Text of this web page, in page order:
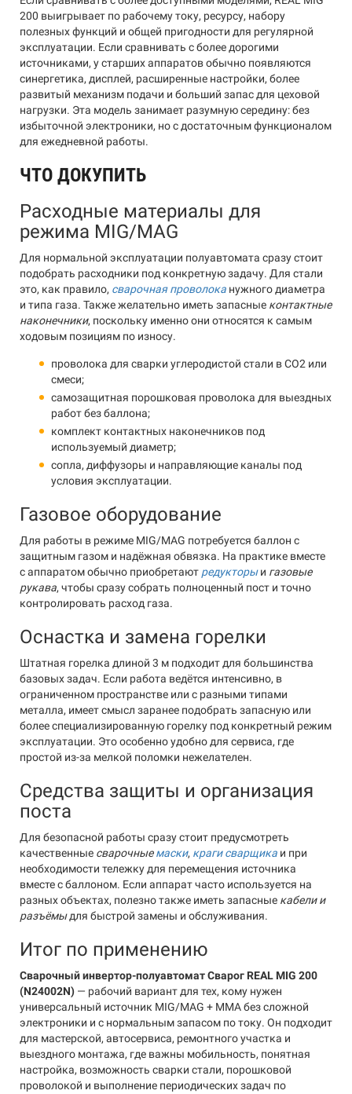
200 выигрывает по рабочему току, ресурсу, набору
полезных функций и общей пригодности для регулярной
эксплуатации. Если сравнивать с более дорогими
источниками, у старших аппаратов обычно появляются
синергетика, дисплей, расширенные настройки, более
развитый механизм подачи и больший запас для цеховой
нагрузки. Эта модель занимает разумную середину: без
избыточной электроники, но с достаточным функционалом
для ежедневной работы.
ЧТО ДОКУПИТЬ
Расходные материалы для
режима MIG/MAG
Для нормальной эксплуатации полуавтомата сразу стоит
подобрать расходники под конкретную задачу. Для стали
это, как правило, сварочная проволока нужного диаметра
и типа газа. Также желательно иметь запасные контактные
наконечники, поскольку именно они относятся к самым
ходовым позициям по износу.
проволока для сварки углеродистой стали в CO2 или
смеси;
самозащитная порошковая проволока для выездных
работ без баллона;
комплект контактных наконечников под
используемый диаметр;
сопла, диффузоры и направляющие каналы под
условия эксплуатации.
Газовое оборудование
Для работы в режиме MIG/MAG потребуется баллон с
защитным газом и надёжная обвязка. На практике вместе
с аппаратом обычно приобретают редукторыи газовые
рукава, чтобы сразу собрать полноценный пост и точно
контролировать расход газа.
Оснастка и замена горелки
Штатная горелка длиной 3 м подходит для большинства
базовых задач. Если работа ведётся интенсивно, в
ограниченном пространстве или с разными типами
металла, имеет смысл заранее подобрать запасную или
более специализированную горелку под конкретный режим
эксплуатации. Это особенно удобно для сервиса, где
простой из-за мелкой поломки нежелателен.
Средства защиты и организация
поста
Для безопасной работы сразу стоит предусмотреть
качественные сварочныемаски, краги сварщика и при
необходимости тележку для перемещения источника
вместе с баллоном. Если аппарат часто используется на
разных объектах, полезно также иметь запасные кабели и
разъёмыдля быстрой замены и обслуживания.
Итог по применению
Сварочный инвертор-полуавтомат Сварог REAL MIG 200
(N24002N) — рабочий вариант для тех, кому нужен
универсальный источник MIG/MAG + MMA без сложной
электроники и с нормальным запасом по току. Он подходит
для мастерской, автосервиса, ремонтного участка и
выездного монтажа, где важны мобильность, понятная
настройка, возможность сварки стали, порошковой
проволокой и выполнение периодических задач по